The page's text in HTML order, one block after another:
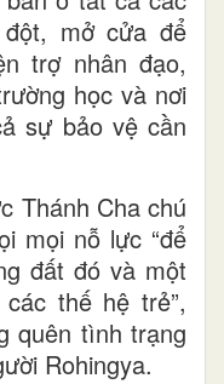
mở cửa để
trợ nhân đạo,
học và nơi
sự bảo vệ cần
Thánh Cha chú
mọi nỗ lực “để
đất đó và một
thế hệ trẻ”,
quên tình trạng
Rohingya.